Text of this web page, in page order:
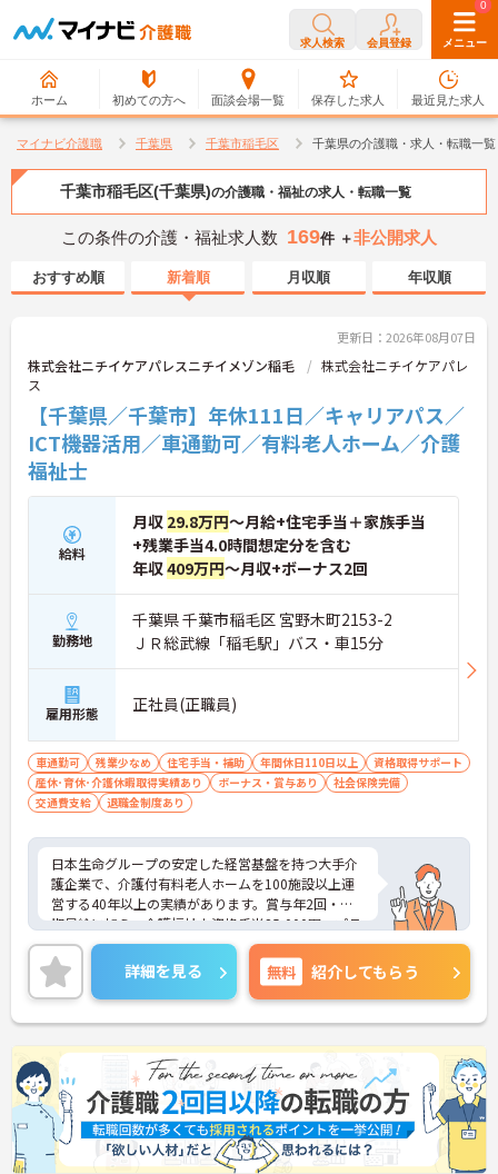
求人検索 会員登録 メニュー
ホーム 初めての方へ 面談会場一覧
0
保存した求人
0
最近見た求人
マイナビ介護職 千葉県 千葉市稲毛区 千葉県の介護職・求人・転職一覧
千葉市稲毛区(千葉県)の介護職・福祉の求人・転職一覧
この条件の介護・福祉求人数 169件 ＋非公開求人
おすすめ順 新着順 月収順 年収順
更新日：2026年08月07日
株式会社ニチイケアパレスニチイメゾン稲毛
株式会社ニチイケアパレ
ス
【千葉県／千葉市】年休111日／キャリアパス／
ICT機器活用／車通勤可／有料老人ホーム／介護
福祉士
給料
月収 29.8万円～月給+住宅手当＋家族手当
+残業手当4.0時間想定分を含む
年収409万円～月収+ボーナス2回
勤務地
千葉県 千葉市稲毛区 宮野木町2153-2
ＪＲ総武線「稲毛駅」バス・車15分
雇用形態 正社員(正職員)
車通勤可 残業少なめ 住宅手当・補助 年間休日110日以上
資格取得サポート
産休･育休･介護休暇取得実績あり
ボーナス・賞与あり
社会保険完備
交通費支給
退職金制度あり
日本生命グループの安定した経営基盤を持つ大手介
護企業で、介護付有料老人ホームを100施設以上運
営する40年以上の実績があります。賞与年2回・定
期昇給に加え、介護福祉士資格手当25,000円、プラ
チナ介護職（4資格取得）に認定されると月38,000
円の手当が加算され、スキルが収入に直結する仕組
みが整っています。年間休日111日以上・残業月平
均4.3時間と働きやすく、育休取得率100%・育児短
時間勤務（小学4年生まで）・有給取得実績14日
と、家庭との両立を長期的にサポートする制度も充
実しています。入社導入研修・昇格時研修・技術向
上研修など段階別の研修体制と資格取得支援が整っ
ており、介護福祉士国家試験対策講座やケアマネ対
策講座も自社開講しています。多職種チームケアの
中で専門性を高めながら、ケアマネジャーや生活相
談員へのキャリアアップも実現できる職場です。
詳細を見る 無料 紹介してもらう